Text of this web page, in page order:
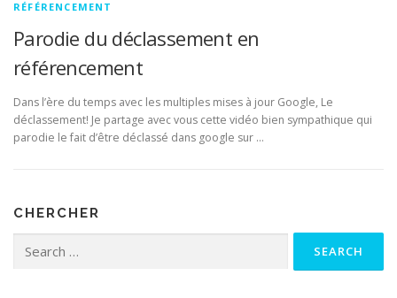
RÉFÉRENCEMENT
Parodie du déclassement en
référencement
Dans l’ère du temps avec les multiples mises à jour Google, Le
déclassement! Je partage avec vous cette vidéo bien sympathique qui
parodie le fait d’être déclassé dans google sur …
CHERCHER